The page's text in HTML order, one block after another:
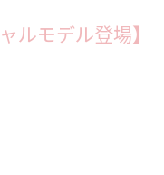
ルモデル登場】